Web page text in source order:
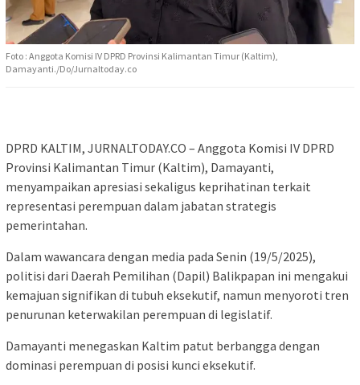
Foto : Anggota Komisi IV DPRD Provinsi Kalimantan Timur (Kaltim),
Damayanti./Do/Jurnaltoday.co
DPRD KALTIM, JURNALTODAY.CO – Anggota Komisi IV DPRD
Provinsi Kalimantan Timur (Kaltim), Damayanti,
menyampaikan apresiasi sekaligus keprihatinan terkait
representasi perempuan dalam jabatan strategis
pemerintahan.
Dalam wawancara dengan media pada Senin (19/5/2025),
politisi dari Daerah Pemilihan (Dapil) Balikpapan ini mengakui
kemajuan signifikan di tubuh eksekutif, namun menyoroti tren
penurunan keterwakilan perempuan di legislatif.
Damayanti menegaskan Kaltim patut berbangga dengan
dominasi perempuan di posisi kunci eksekutif.